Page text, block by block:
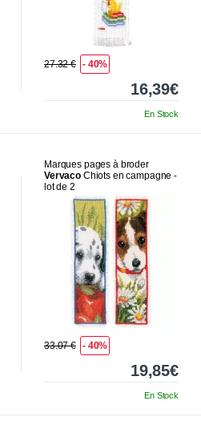
27.32 € - 40%
16,39€
En Stock
Marques pages à broder
Vervaco Chiots en campagne -
lot de 2
33.07 € - 40%
19,85€
En Stock